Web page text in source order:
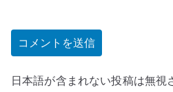
日本語が含まれない投稿は無視